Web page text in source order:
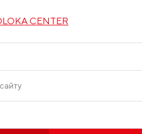
CENTER